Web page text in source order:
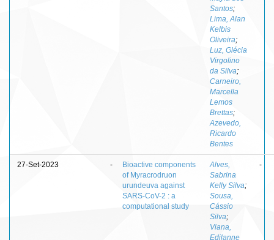
Santos;
Lima, Alan
Kelbis
Oliveira;
Luz, Glécia
Virgolino
da Silva;
Carneiro,
Marcella
Lemos
Brettas;
Azevedo,
Ricardo
Bentes
27-Set-2023 -
Bioactive components
of Myracrodruon
urundeuva against
SARS-CoV-2 : a
computational study
Alves,
Sabrina
Kelly Silva;
Sousa,
Cássio
Silva;
Viana,
Edilanne
-